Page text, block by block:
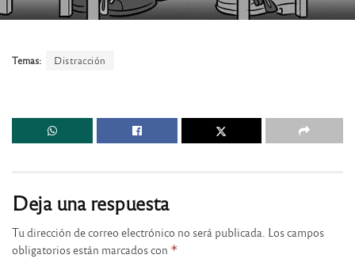
Temas: Distracción
Deja una respuesta
Tu dirección de correo electrónico no será publicada. Los campos
obligatorios están marcados con *